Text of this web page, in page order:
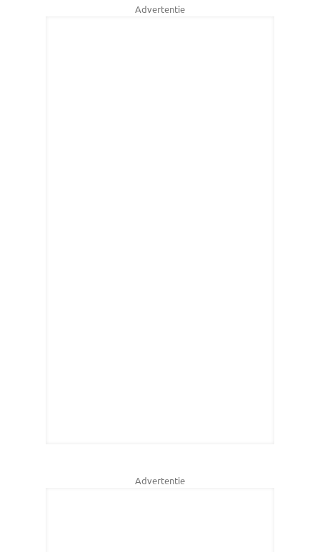
Advertentie
Advertentie